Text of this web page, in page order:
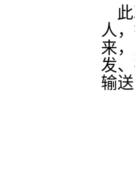
人
来
发
输